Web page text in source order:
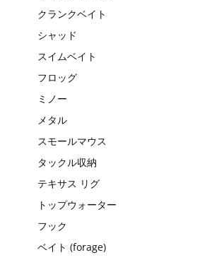
クランクベイト
シャッド
スイムベイト
フロッグ
ミノー
メタル
スモールマウス
タックル収納
テキサス リグ
トップウォーター
フック
ベイト (forage)